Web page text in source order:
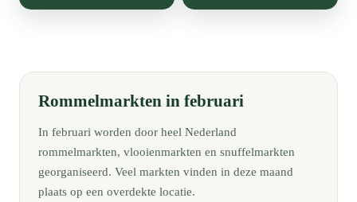
Rommelmarkten in februari
In februari worden door heel Nederland
rommelmarkten, vlooienmarkten en snuffelmarkten
georganiseerd. Veel markten vinden in deze maand
plaats op een overdekte locatie.